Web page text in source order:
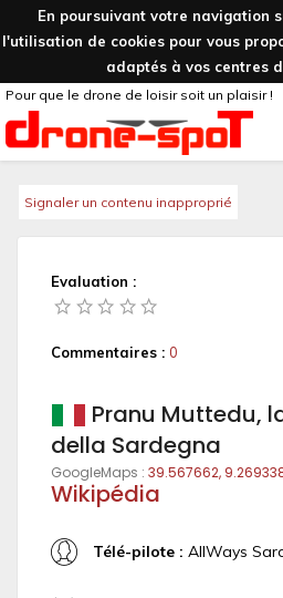
En poursuivant votre navigation
l'utilisation de cookies pour vous
adaptés à vos centres
Pour que le drone de loisir soit un plaisir !
Signaler un contenu inapproprié
Evaluation :
Commentaires : 0
Pranu Muttedu,
della Sardegna
GoogleMaps : 39.567662,
Wikipédia
Télé-pilote : AllWays